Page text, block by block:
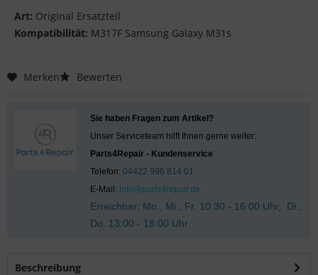
Art: Original Ersatzteil
Kompatibilität: M317F Samsung Galaxy M31s
Merken Bewerten
Sie haben Fragen zum Artikel?
Unser Serviceteam hilft Ihnen gerne weiter:
Parts4Repair - Kundenservice
Telefon: 04422 996 814 01
E-Mail: info@parts4repair.de
Erreichbar: Mo., Mi., Fr. 10:30 - 16:00 Uhr, Di.,
Do. 13:00 - 18:00 Uhr
Beschreibung